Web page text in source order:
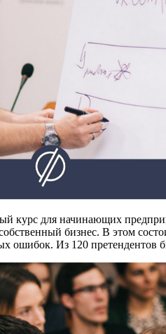
курс для начинающих
бизнес. В этом
ошибок. Из 120 претендентов